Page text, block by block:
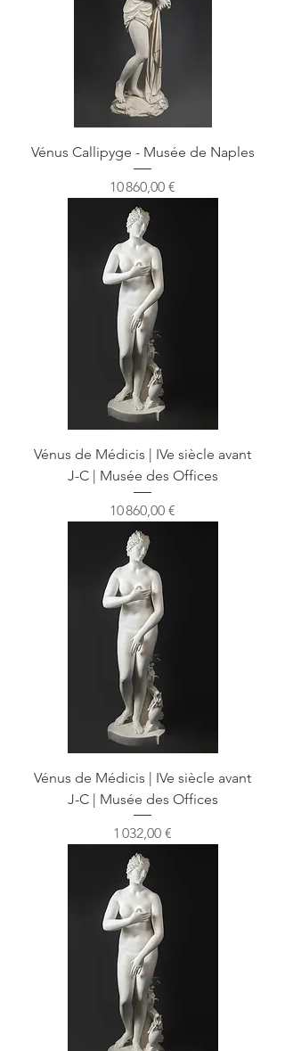
Vénus Callipyge - Musée de Naples
Prix
10 860,00 €
Vénus de Médicis | IVe siècle avant
J-C | Musée des Offices
Prix
10 860,00 €
Vénus de Médicis | IVe siècle avant
J-C | Musée des Offices
Prix
1 032,00 €